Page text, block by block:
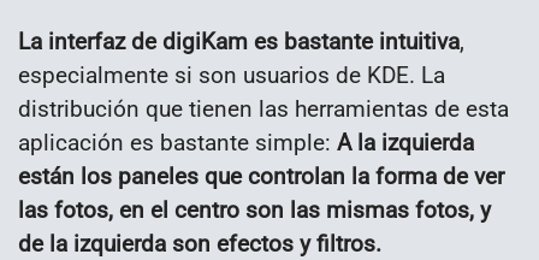
La interfaz de digiKam es bastante intuitiva,
especialmente si son usuarios de KDE. La
distribución que tienen las herramientas de esta
aplicación es bastante simple: A la izquierda
están los paneles que controlan la forma de ver
las fotos, en el centro son las mismas fotos, y
de la izquierda son efectos y filtros.